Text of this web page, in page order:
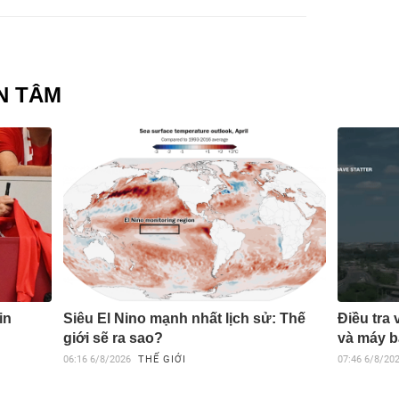
TÂM
Siêu El Nino mạnh nhất lịch sử: Thế
giới sẽ ra sao?
06:16 6/8/2026 THẾ GIỚI
Điều tra
và máy
07:46 6/8/